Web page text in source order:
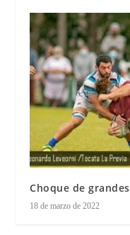
Choque de grandes
18 de marzo de 2022